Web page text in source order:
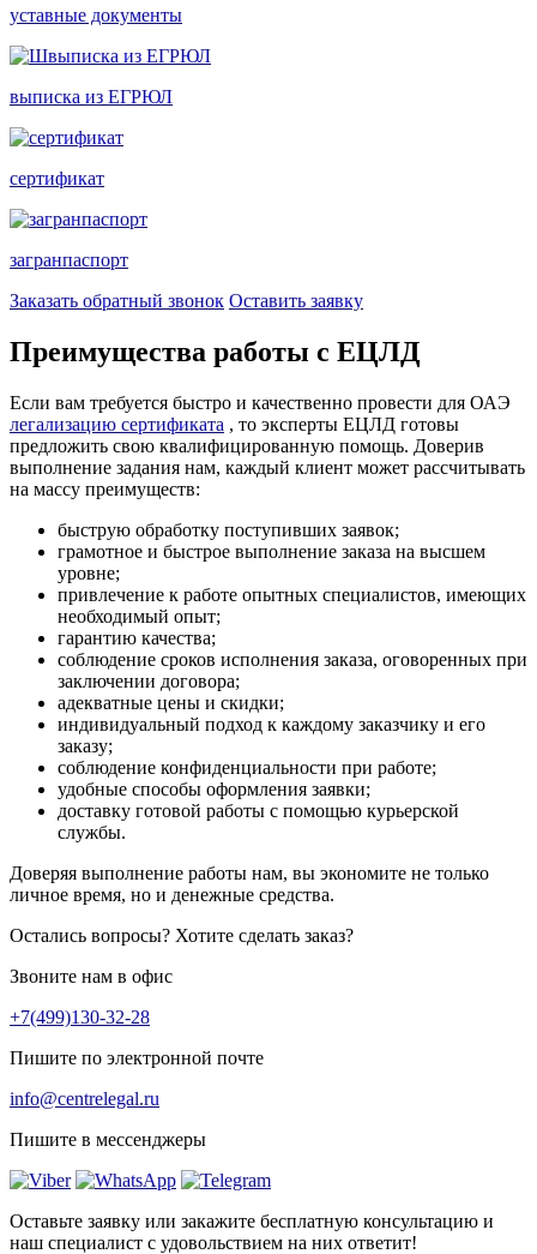
уставные документы
выписка из ЕГРЮЛ
сертификат
загранпаспорт
Заказать обратный звонок Оставить заявку
Преимущества работы с ЕЦЛД
Если вам требуется быстро и качественно провести для ОАЭ
легализацию сертификата , то эксперты ЕЦЛД готовы
предложить свою квалифицированную помощь. Доверив
выполнение задания нам, каждый клиент может рассчитывать
на массу преимуществ:
быструю обработку поступивших заявок;
грамотное и быстрое выполнение заказа на высшем
уровне;
привлечение к работе опытных специалистов, имеющих
необходимый опыт;
гарантию качества;
соблюдение сроков исполнения заказа, оговоренных при
заключении договора;
адекватные цены и скидки;
индивидуальный подход к каждому заказчику и его
заказу;
соблюдение конфиденциальности при работе;
удобные способы оформления заявки;
доставку готовой работы с помощью курьерской
службы.
Доверяя выполнение работы нам, вы экономите не только
личное время, но и денежные средства.
Остались вопросы? Хотите сделать заказ?
Звоните нам в офис
+7(499)130-32-28
Пишите по электронной почте
info@centrelegal.ru
Пишите в мессенджеры
Оставьте заявку или закажите бесплатную консультацию и
наш специалист с удовольствием на них ответит!